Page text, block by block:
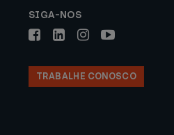
SIGA-NOS
TRABALHE CONOSCO